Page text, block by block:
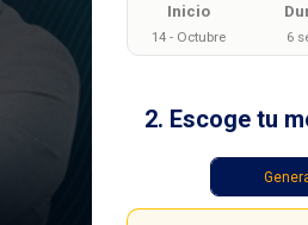
Inicio
14 - Octubre 6
2. Escoge tu